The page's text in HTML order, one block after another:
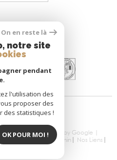
Traduction powered by Google |
Admin
Nos Liens
On en reste là
notre site
pendant
l'utilisation des
proposer des
des statistiques !
OK POUR MOI !